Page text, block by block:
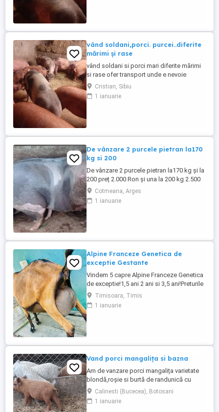
vând soldani,porci. purcei..diferite
mărimi și rase
vând soldani si porci mari diferite mărimi
si rase ofer transport unde e nevoie
Cristian, Sibiu
1 ianuarie
De vânzare 2 purcele pietran la170
kg si 200
De vânzare 2 purcele pietran la170 kg și la
200 preț 2.000 Ron și una la 200 kg 2.500
Ron din montă artificială
Cotmeana, Arges
1 ianuarie
Alpine Franceze Genetica de
exceptie Gestante
Vindem 5 capre Alpine Franceze Genetica
de exceptie!1,5 ani 2 ani si 3,5 ani!Preturile
fifera in functie de exemplar!1800-2000
Timisoara, Timis
1 ianuarie
Vand porci mangalița si bazna
Am de vanzare porci mangalița varietate
blondă,roșie si burtă de randunică cu
prețul incepand de la 330 lei buc. Porci
bazna 350 lei buc. Parinții la purcei sunt cu
acte de origine. Locatia Oras Bucecea Jud
Calinesti (Bucecea), Botosani
1 ianuarie